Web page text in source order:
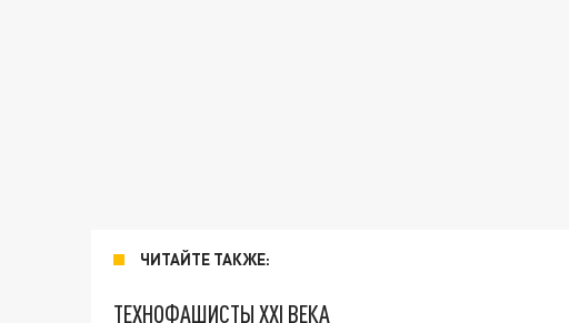
ЧИТАЙТЕ ТАКЖЕ:
ТЕХНОФАШИСТЫ XXI ВЕКА